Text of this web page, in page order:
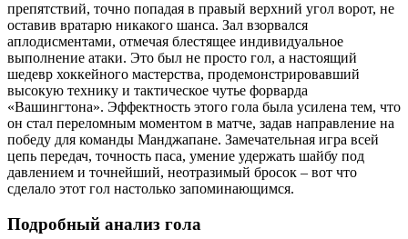
препятствий, точно попадая в правый верхний угол ворот, не
оставив вратарю никакого шанса. Зал взорвался
аплодисментами, отмечая блестящее индивидуальное
выполнение атаки. Это был не просто гол, а настоящий
шедевр хоккейного мастерства, продемонстрировавший
высокую технику и тактическое чутье форварда
«Вашингтона». Эффектность этого гола была усилена тем, что
он стал переломным моментом в матче, задав направление на
победу для команды Манджапане. Замечательная игра всей
цепь передач, точность паса, умение удержать шайбу под
давлением и точнейший, неотразимый бросок – вот что
сделало этот гол настолько запоминающимся.
Подробный анализ гола